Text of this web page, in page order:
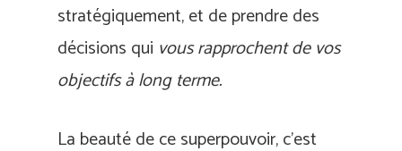
stratégiquement, et de prendre des
décisions qui vous rapprochent de vos
objectifs à long terme.
La beauté de ce superpouvoir, c’est